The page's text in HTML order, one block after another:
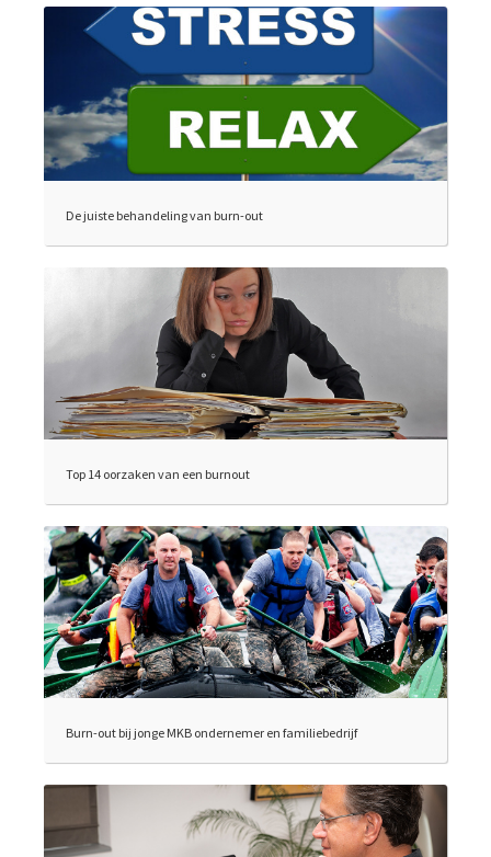
De juiste behandeling van burn-out
Top 14 oorzaken van een burnout
Burn-out bij jonge MKB ondernemer en familiebedrijf